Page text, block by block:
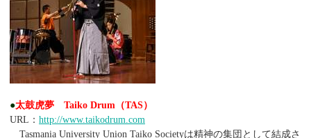
●太鼓虎夢 Taiko Drum（TAS）
URL： http://www.taikodrum.com
Tasmania University Union Taiko Societyは精神の集団として結成さ